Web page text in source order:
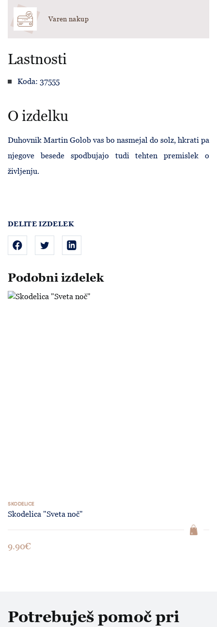
Varen nakup
DELITE IZDELEK
Lastnosti
Koda: 37555
O izdelku
Duhovnik Martin Golob vas bo nasmejal do solz, hkrati pa
njegove besede spodbujajo tudi tehten premislek o
življenju.
Podobni izdelek
Skodelica "Sveta noč"
SKODELICE
Skodelica "Sveta noč"
9.90€
Potrebuješ pomoč pri